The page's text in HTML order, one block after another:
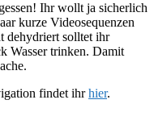
Ihr wollt ja sicherlich
kurze Videosequenzen
dehydriert solltet ihr
Wasser trinken. Damit
findet ihrhier.